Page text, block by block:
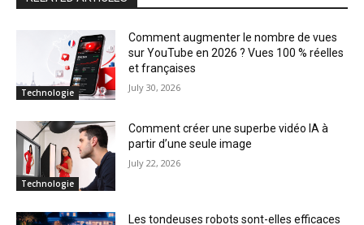
Technologie
Comment augmenter le nombre de vues
sur YouTube en 2026 ? Vues 100 % réelles
et françaises
July 30, 2026
Technologie
Comment créer une superbe vidéo IA à
partir d’une seule image
July 22, 2026
Les tondeuses robots sont-elles efficaces